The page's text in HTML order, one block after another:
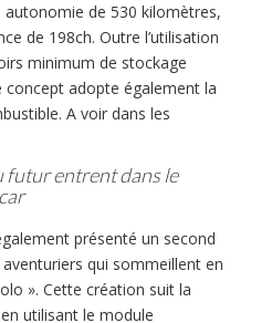
de 530 kilomètres,
de 198ch. Outre l’utilisation
minimum de stockage
concept adopte également la
A voir dans les
futur entrent dans le
présenté un second
qui sommeillent en
». Cette création suit la
utilisant le module